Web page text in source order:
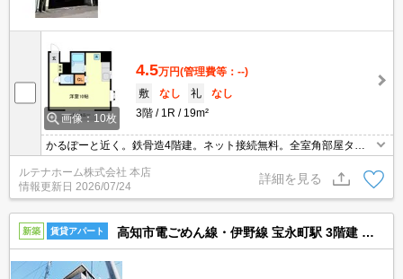
画像：10枚
4.5万円(管理費等：--)
敷
なし 礼
なし
3階
1R 19m²
かるぽーと近く。鉄骨造4階建。ネット接続無料。全室角部屋タイ
プ。敷金ゼロ。礼金ゼロ。連帯保証人不要。家賃保証会社要加入。
ルテナホーム株式会社 本店
情報更新日 2026/07/24
詳細を見る
新築 賃貸アパート 高知市電ごめん線・伊野線 宝永町駅 3階建 新築